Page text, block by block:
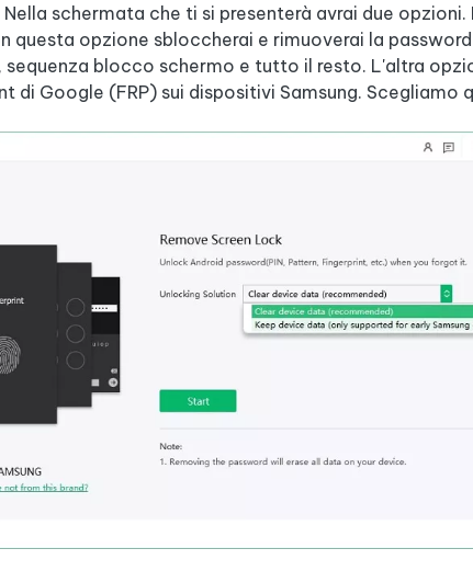
schermata che ti si presenterà avrai due opzioni.
questa opzione sbloccherai e rimuoverai la
sequenza blocco schermo e tutto il resto. L'altra
di Google (FRP) sui dispositivi Samsung. Scegliamo